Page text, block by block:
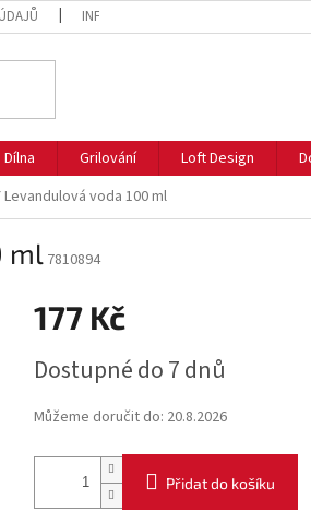
INFORMACE O COOKIES
Dílna Grilování Loft Design
Levandulová voda 100 ml
ml7810894
177 Kč
cena:
Dostupné do 7 dnů
Můžeme doručit do: 20.8.2026
Přidat do košíku